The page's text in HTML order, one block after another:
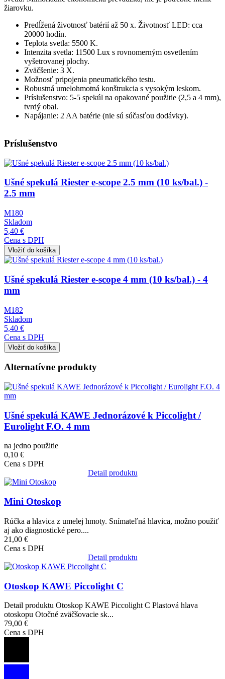
žiarovku.
Predĺžená životnosť batérií až 50 x. Životnosť LED: cca
20000 hodín.
Teplota svetla: 5500 K.
Intenzita svetla: 11500 Lux s rovnomerným osvetlením
vyšetrovanej plochy.
Zväčšenie: 3 X.
Možnosť pripojenia pneumatického testu.
Robustná umelohmotná konštrukcia s vysokým leskom.
Príslušenstvo: 5-5 spekúl na opakované použitie (2,5 a 4 mm),
tvrdý obal.
Napájanie: 2 AA batérie (nie sú súčasťou dodávky).
Príslušenstvo
Obrázok
Ušné spekulá Riester e-scope 2.5 mm (10 ks/bal.) -
2.5 mm
M180
Skladom
5,40 €
Cena s DPH
Obrázok
Ušné spekulá Riester e-scope 4 mm (10 ks/bal.) - 4
mm
M182
Skladom
5,40 €
Cena s DPH
Alternatívne produkty
Obrázok
Ušné spekulá KAWE Jednorázové k Piccolight /
Eurolight F.O. 4 mm
na jedno použitie
0,10 €
Cena s DPH
Detail produktu
Obrázok
Mini Otoskop
Rúčka a hlavica z umelej hmoty. Snímateľná hlavica, možno použiť
aj ako diagnostické pero....
21,00 €
Cena s DPH
Detail produktu
Obrázok
Otoskop KAWE Piccolight C
Detail produktu Otoskop KAWE Piccolight C Plastová hlava
otoskopu Otočné zväčšovacie sk...
79,00 €
Cena s DPH